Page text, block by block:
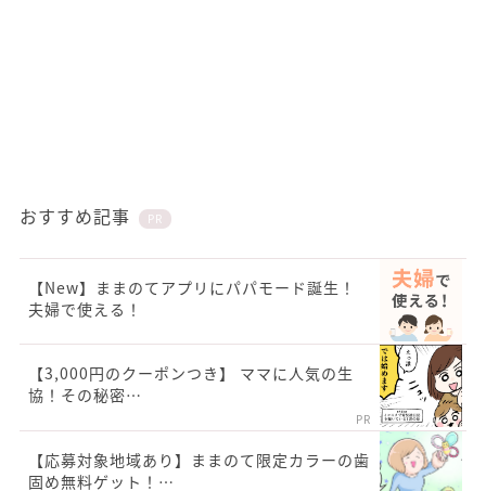
おすすめ記事 PR
【New】ままのてアプリにパパモード誕生！
夫婦で使える！
【3,000円のクーポンつき】 ママに人気の生
協！その秘密…
PR
【応募対象地域あり】ままのて限定カラーの歯
固め無料ゲット！…